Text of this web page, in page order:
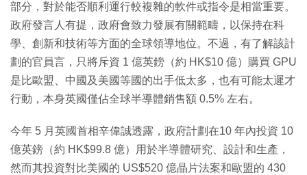
部分，對於能否順利運行較複雜的軟件或指令是相當重要。
政府發言人有提，政府會致力發展有關範疇，以保持在科
學、創新和技術等方面的全球領導地位。不過，有了解該計
劃的官員言，只將斥資 1 億英鎊（約 HK$10 億）購買 GPU
是比歐盟、中國及美國等國的出手低太多，也有可能太遲才
行動，本身英國僅佔全球半導體銷售額 0.5% 左右。
今年 5 月英國首相辛偉誠透露，政府計劃在10 年內投資 10
億英鎊（約 HK$99.8 億）用於半導體研究、設計和生產，
然而其投資對比美國的 US$520 億晶片法案和歐盟的 430